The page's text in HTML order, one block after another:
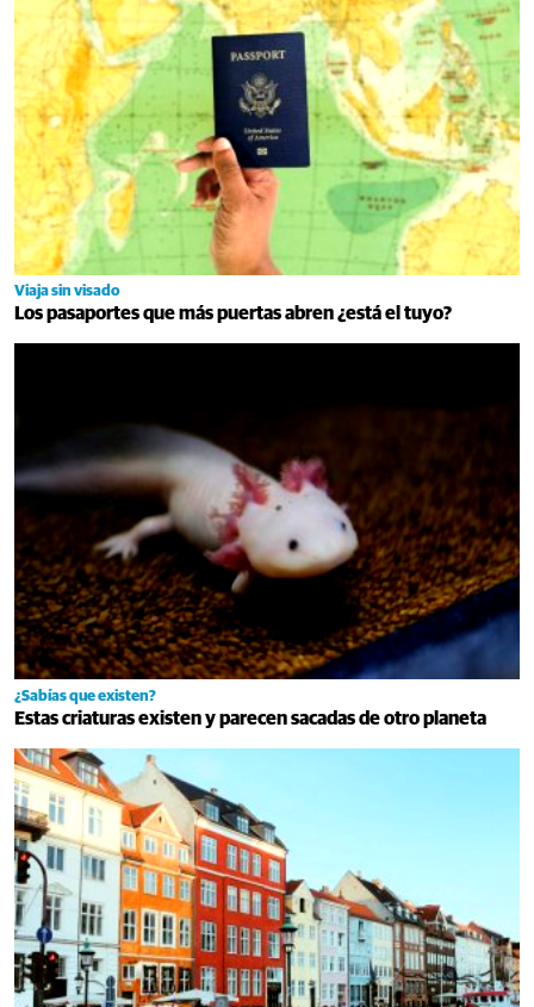
Viaja sin visado
Los pasaportes que más puertas abren ¿está el tuyo?
¿Sabías que existen?
Estas criaturas existen y parecen sacadas de otro planeta